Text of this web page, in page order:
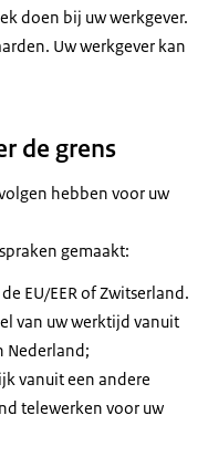
doen bij uw werkgever.
Uw werkgever kan
de grens
hebben voor uw
gemaakt:
EU/EER of Zwitserland.
van uw werktijd vanuit
Nederland;
vanuit een andere
telewerken voor uw